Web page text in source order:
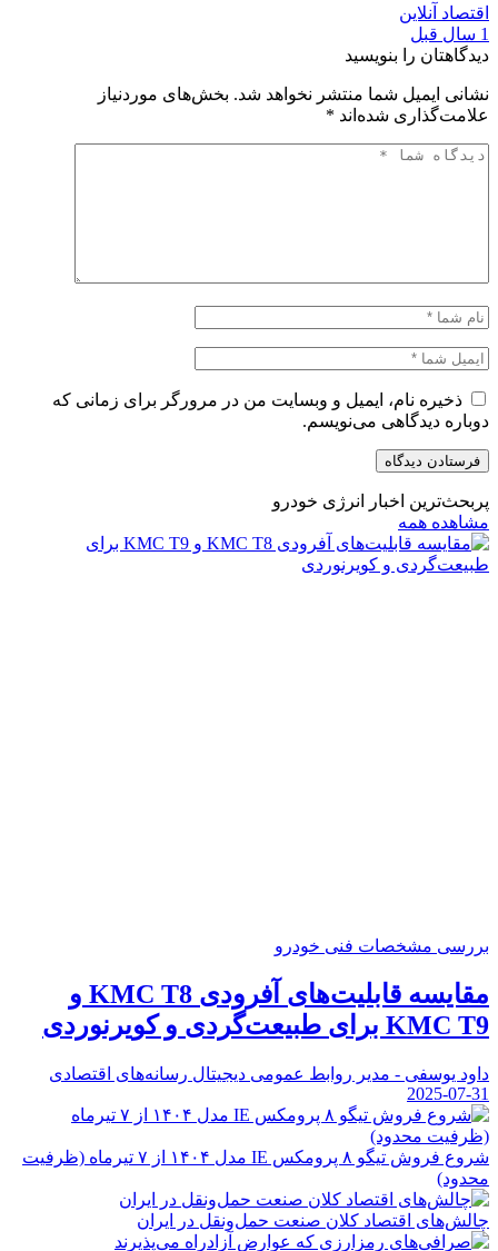
اقتصاد آنلاین
1 سال قبل
دیدگاهتان را بنویسید
نشانی ایمیل شما منتشر نخواهد شد. بخش‌های موردنیاز
علامت‌گذاری شده‌اند *
ذخیره نام، ایمیل و وبسایت من در مرورگر برای زمانی که
دوباره دیدگاهی می‌نویسم.
پربحث‌ترین اخبار انرژی خودرو
مشاهده همه
بررسی مشخصات فنی خودرو
مقایسه قابلیت‌های آفرودی KMC T8 و
KMC T9 برای طبیعت‌گردی و کویرنوردی
داود یوسفی - مدیر روابط عمومی دیجیتال رسانه‌های اقتصادی
2025-07-31
شروع فروش تیگو ۸ پرومکس IE مدل ۱۴۰۴ از ۷ تیرماه (ظرفیت
محدود)
چالش‌های اقتصاد کلان صنعت حمل‌ونقل در ایران